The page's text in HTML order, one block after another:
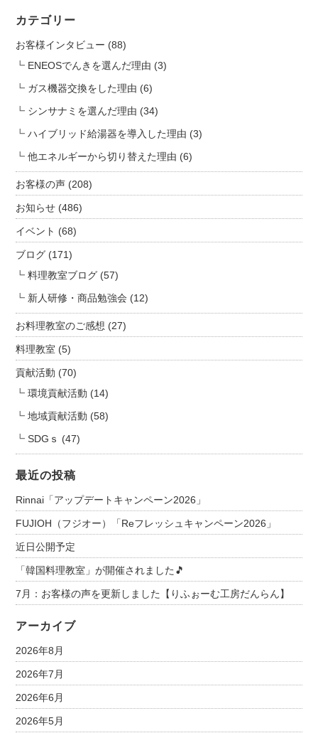
カテゴリー
お客様インタビュー (88)
ENEOSでんきを選んだ理由 (3)
ガス機器交換をした理由 (6)
シンサナミを選んだ理由 (34)
ハイブリッド給湯器を導入した理由 (3)
他エネルギーから切り替えた理由 (6)
お客様の声 (208)
お知らせ (486)
イベント (68)
ブログ (171)
料理教室ブログ (57)
新人研修・商品勉強会 (12)
お料理教室のご感想 (27)
料理教室 (5)
貢献活動 (70)
環境貢献活動 (14)
地域貢献活動 (58)
SDGｓ (47)
最近の投稿
Rinnai「アップデートキャンペーン2026」
FUJIOH（フジオー）「Reフレッシュキャンペーン2026」
近日公開予定
「韓国料理教室」が開催されました🎵
7月：お客様の声を更新しました【りふぉーむ工房だんらん】
アーカイブ
2026年8月
2026年7月
2026年6月
2026年5月